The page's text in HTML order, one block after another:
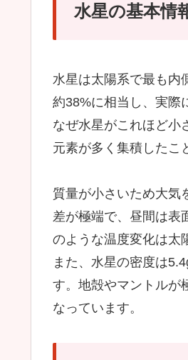
水星の基本情
水星は太陽系で最も内
約38%に相当し、実際
なぜ水星がこれほど小
元素が多く集積したこ
質量が小さいため大気
差が極端で、昼間は
のような温度変化は太
また、水星の密度は
す。地殻やマントルが
なっています。